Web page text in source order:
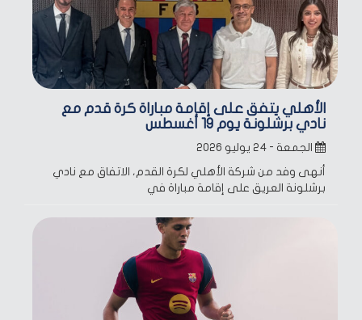
الأهلي يتفق على إقامة مباراة كرة قدم مع
نادي برشلونة يوم 19 أغسطس
الجمعة - ٢٤ يوليو ٢٠٢٦
أنهى وفد من شركة الأهلي لكرة القدم، الاتفاق مع نادي
برشلونة العريق على إقامة مباراة في